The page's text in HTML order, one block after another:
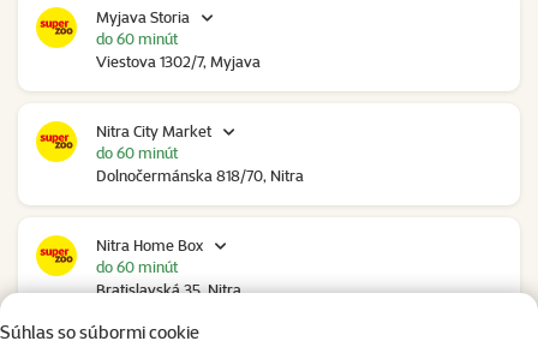
Súhlas so súbormi cookie
Myjava Storia
Viestova 1302/7, Myjava
do 60 minút
Nitra City Market
Dolnočermánska 818/70, Nitra
do 60 minút
Nitra Home Box
Bratislavská 35, Nitra
do 60 minút